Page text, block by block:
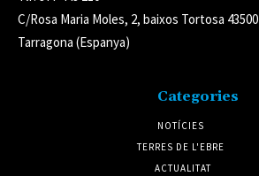
C/Rosa Maria Moles, 2, baixos Tortosa 43500
Tarragona (Espanya)
Categories
NOTÍCIES
TERRES DE L'EBRE
ACTUALITAT